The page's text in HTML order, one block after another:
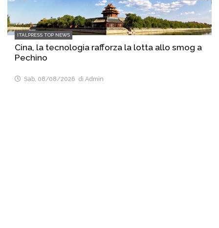
ITALPRESS TOP NEWS
Cina, la tecnologia rafforza la lotta allo smog a
Pechino
Sab, 08/08/2026 di Admin